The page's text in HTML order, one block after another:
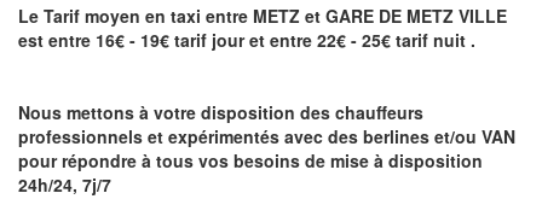
Le Tarif moyen en taxi entre METZ et GARE DE METZ VILLE
est entre 16€ - 19€ tarif jour et entre 22€ - 25€ tarif nuit .
Nous mettons à votre disposition des chauffeurs
professionnels et expérimentés avec des berlines et/ou VAN
pour répondre à tous vos besoins de mise à disposition
24h/24, 7j/7